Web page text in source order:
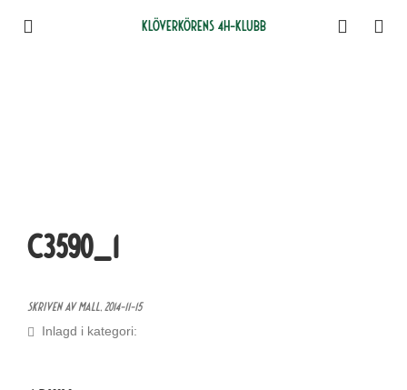
Klöverkörens 4H-klubb
C3590_1
Skriven av Mall,2014-11-15
Inlagd i kategori: